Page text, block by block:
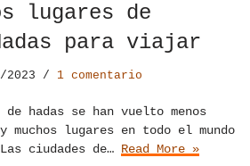
lugares de
para viajar
2023 1 comentario
hadas se han vuelto menos
muchos lugares en todo el mundo
ciudades de… Read More »